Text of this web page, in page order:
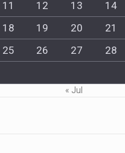
11 12 13 14
18 19 20 21
25 26 27 28
« Jul